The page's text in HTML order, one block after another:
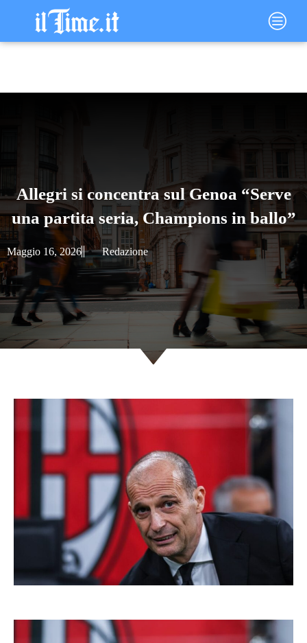
contenuto
Main
Menu
Allegri si concentra sul Genoa “Serve
una partita seria, Champions in ballo”
Maggio 16, 2026 Redazione